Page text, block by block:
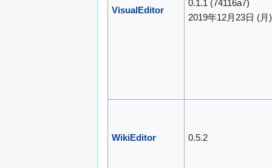
VisualEditor
0.1.1 (74116a7)
2019年12月23日 (月
WikiEditor 0.5.2